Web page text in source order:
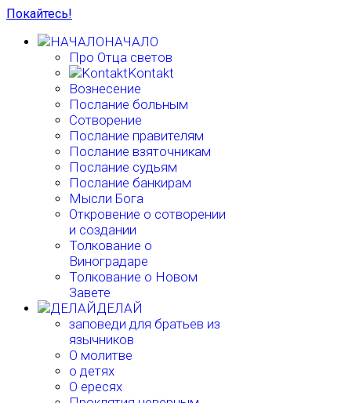
Покайтесь!
НАЧАЛО
Про Отца светов
Kontakt
Вознесение
Послание больным
Сотворение
Послание правителям
Послание взяточникам
Послание судьям
Послание банкирам
Мысли Бога
Откровение о сотворении
и создании
Толкование о
Виноградаре
Толкование о Новом
Завете
ДЕЛАЙ
заповеди для братьев из
язычников
О молитве
о детях
О ересях